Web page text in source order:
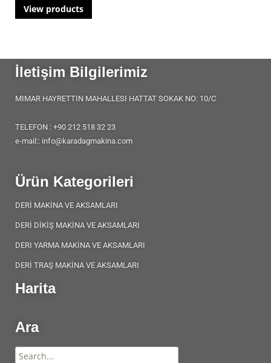
View products
İletişim Bilgilerimiz
MIMAR HAYRETTIN MAHALLESI HATTAT SOKAK NO: 10/C
TELEFON : +90 212 518 32 23
e-mail:: info@karadagmakina.com
Ürün Kategorileri
DERİ MAKİNA VE AKSAMLARI
DERİ DİKİŞ MAKİNA VE AKSAMLARI
DERI YARMA MAKİNA VE AKSAMLARI
DERİ TRAŞ MAKİNA VE AKSAMLARI
Harita
Ara